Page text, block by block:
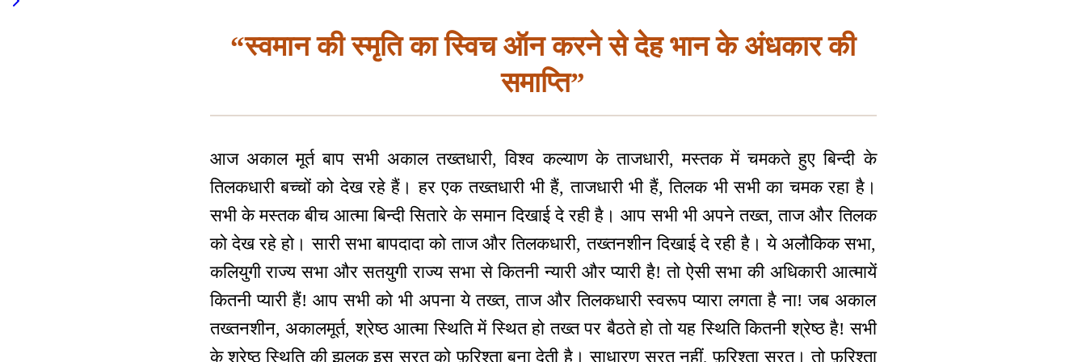
“स्वमान की स्मृति का स्विच ऑन करने से देह भान के अंधकार की
समाप्ति”
आज अकाल मूर्त बाप सभी अकाल तख्तधारी, विश्व कल्याण के ताजधारी, मस्तक में चमकते हुए बिन्दी के
तिलकधारी बच्चों को देख रहे हैं। हर एक तख्तधारी भी हैं, ताजधारी भी हैं, तिलक भी सभी का चमक रहा है।
सभी के मस्तक बीच आत्मा बिन्दी सितारे के समान दिखाई दे रही है। आप सभी भी अपने तख्त, ताज और तिलक
को देख रहे हो। सारी सभा बापदादा को ताज और तिलकधारी, तख्तनशीन दिखाई दे रही है। ये अलौकिक सभा,
कलियुगी राज्य सभा और सतयुगी राज्य सभा से कितनी न्यारी और प्यारी है! तो ऐसी सभा की अधिकारी आत्मायें
कितनी प्यारी हैं! आप सभी को भी अपना ये तख्त, ताज और तिलकधारी स्वरूप प्यारा लगता है ना! जब अकाल
तख्तनशीन, अकालमूर्त, श्रेष्ठ आत्मा स्थिति में स्थित हो तख्त पर बैठते हो तो यह स्थिति कितनी श्रेष्ठ है! सभी
के श्रेष्ठ स्थिति की झलक इस सूरत को फ़रिश्ता बना देती है। साधारण सूरत नहीं, फ़रिश्ता सूरत। तो फ़रिश्ता